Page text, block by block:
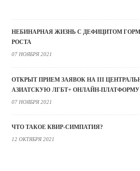
НЕБИНАРНАЯ ЖИЗНЬ С ДЕФИЦИТОМ
РОСТА
07 НОЯБРЯ 2021
ОТКРЫТ ПРИЕМ ЗАЯВОК НА III
АЗИАТСКУЮ ЛГБТ+ ОНЛАЙН-ПЛАТФОРМУ
07 НОЯБРЯ 2021
ЧТО ТАКОЕ КВИР-СИМПАТИЯ?
12 ОКТЯБРЯ 2021